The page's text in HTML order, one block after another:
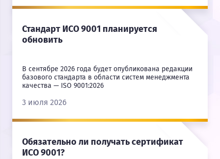
Стандарт ИСО 9001 планируется
обновить
В сентябре 2026 года будет опубликована редакции
базового стандарта в области систем менеджмента
качества — ISO 9001:2026
3 июля 2026
Обязательно ли получать сертификат
ИСО 9001?